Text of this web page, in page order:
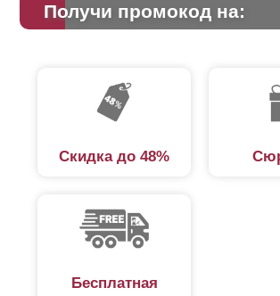
Получи промокод на:
Скидка до 48%
Бесплатная